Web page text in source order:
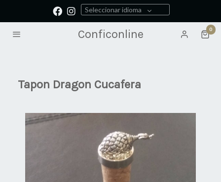
Seleccionar idioma
Conficonline 0
Tapon Dragon Cucafera